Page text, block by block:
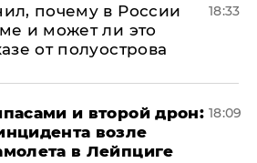
почему в России
и может ли это
от полуострова
18:33
и второй дрон:
возле
в Лейпциге
18:09